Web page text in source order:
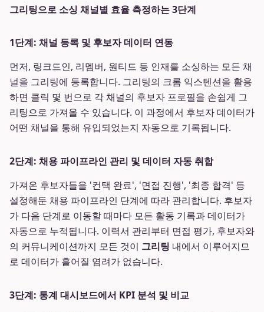
그리팅으로 소싱 채널별 효율 측정하는 3단계
1단계: 채널 등록 및 후보자 데이터 연동
먼저, 링크드인, 리멤버, 원티드 등 인재를 소싱하는 모든 채
널을 그리팅에 등록합니다. 그리팅의 크롬 익스텐션을 활용
하면 클릭 몇 번으로 각 채널의 후보자 프로필을 손쉽게 그
리팅으로 가져올 수 있습니다. 이 과정에서 후보자 데이터가
어떤 채널을 통해 유입되었는지 자동으로 기록됩니다.
2단계: 채용 파이프라인 관리 및 데이터 자동 취합
가져온 후보자들을 '컨택 완료', '면접 진행', '최종 합격' 등
설정해둔 채용 파이프라인 단계에 따라 관리합니다. 후보자
가 다음 단계로 이동할 때마다 모든 활동 기록과 데이터가
자동으로 누적됩니다. 이력서 관리부터 면접 평가, 후보자와
의 커뮤니케이션까지 모든 것이 그리팅 내에서 이루어지므
로 데이터가 흩어질 염려가 없습니다.
3단계: 통계 대시보드에서 KPI 분석 및 비교